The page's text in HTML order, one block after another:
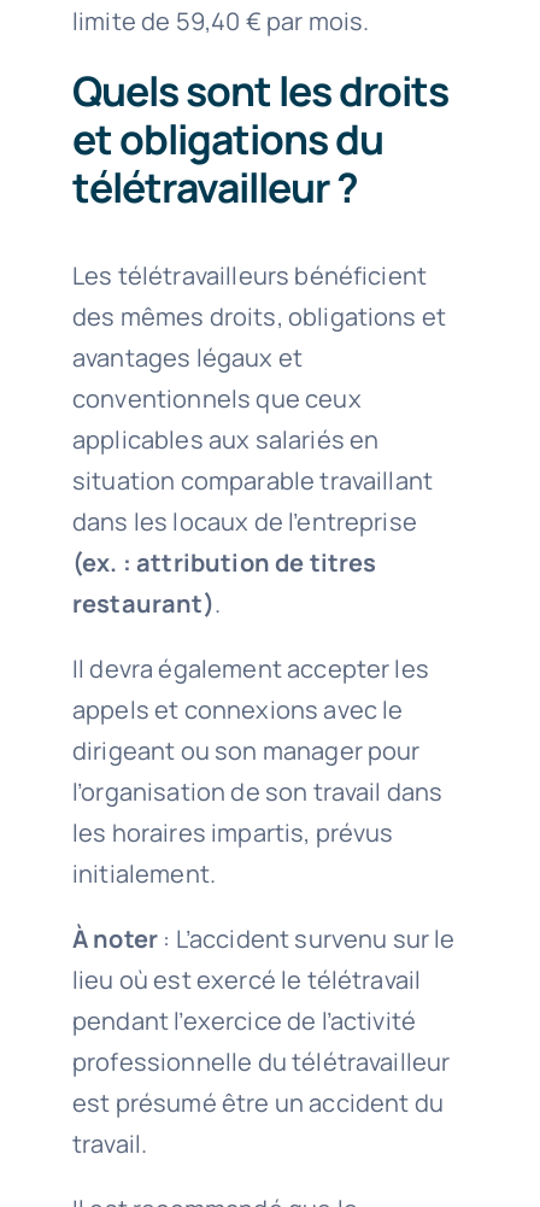
limite de 59,40 € par mois.
Quels sont les droits
et obligations du
télétravailleur ?
Les télétravailleurs bénéficient
des mêmes droits, obligations et
avantages légaux et
conventionnels que ceux
applicables aux salariés en
situation comparable travaillant
dans les locaux de l’entreprise
(ex. : attribution de titres
restaurant).
Il devra également accepter les
appels et connexions avec le
dirigeant ou son manager pour
l’organisation de son travail dans
les horaires impartis, prévus
initialement.
À noter : L’accident survenu sur le
lieu où est exercé le télétravail
pendant l’exercice de l’activité
professionnelle du télétravailleur
est présumé être un accident du
travail.